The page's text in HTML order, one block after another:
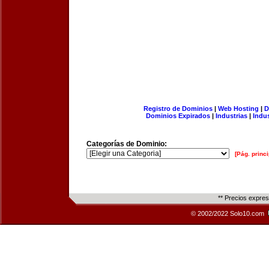
Registro de Dominios| Web Hosting |
Dominios Expirados | Industrias |
Categorías de Dominio:
[Pág.
** Precios
© 2002/2022 Solo10.com